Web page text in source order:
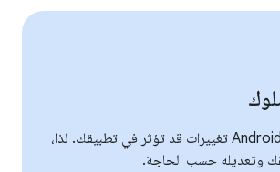
تتضمّن منصة Android 15 تغييرات قد تؤثر في تطبيقك. لذا،
وتعديله حسب الحاجة.